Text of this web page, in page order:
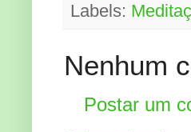
Labels:
Nenhum
Postar um